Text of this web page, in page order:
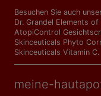
Besuchen Sie auch
Dr. Grandel Elements of
AtopiControl
Skinceuticals Phyto
Skinceuticals Vitamin C.
meine-